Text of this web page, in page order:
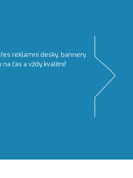
našli
schopného kompletně
zakázek.